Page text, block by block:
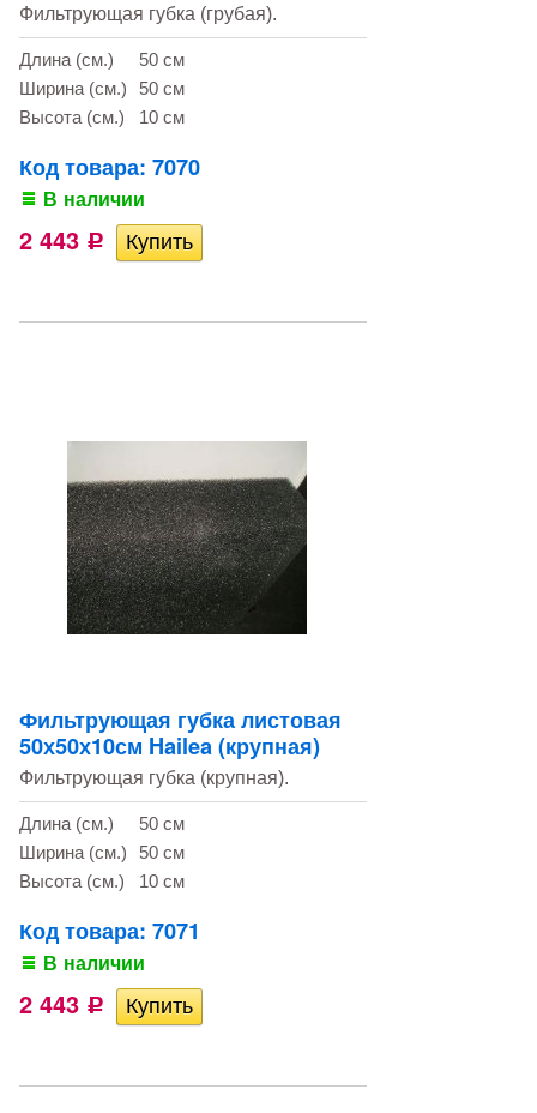
Фильтрующая губка (грубая).
Длина (см.)
50 см
Ширина (см.)
50 см
Высота (см.)
10 см
Код товара: 7070
В наличии
2 443 Р
Фильтрующая губка листовая
50х50х10см Hailea (крупная)
Фильтрующая губка (крупная).
Длина (см.)
50 см
Ширина (см.)
50 см
Высота (см.)
10 см
Код товара: 7071
В наличии
2 443 Р